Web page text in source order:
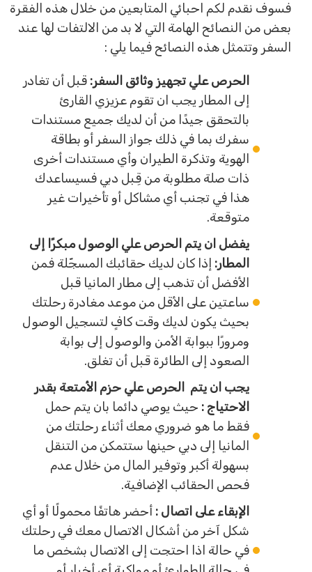
فسوف نقدم لكم احبائي المتابعين من خلال هذه الفقرة
بعض من النصائح الهامة التي لا بد من الالتفات لها عند
السفر وتتمثل هذه النصائح فيما يلي :
الحرص علي تجهيز وثائق السفر:قبل أن تغادر
إلى المطار يجب ان تقوم عزيزي القارئ
بالتحقق جيدًا من أن لديك جميع مستندات
سفرك بما في ذلك جواز السفر أو بطاقة
الهوية وتذكرة الطيران وأي مستندات أخرى
ذات صلة مطلوبة من قِبل دبي فسيساعدك
هذا في تجنب أي مشاكل أو تأخيرات غير
متوقعة.
يفضل ان يتم الحرص علي الوصول مبكرًا إلى
المطار:إذا كان لديك حقائبك المسجّلة فمن
الأفضل أن تذهب إلى مطار المانيا قبل
ساعتين على الأقل من موعد مغادرة رحلتك
بحيث يكون لديك وقت كافٍ لتسجيل الوصول
ومرورًا ببوابة الأمن والوصول إلى بوابة
الصعود إلى الطائرة قبل أن تغلق.
يجب ان يتم الحرص علي حزم الأمتعة بقدر
الاحتياج :حيث يوصي دائما بان يتم حمل
فقط ما هو ضروري معك أثناء رحلتك من
المانيا إلى دبي حينها ستتمكن من التنقل
بسهولة أكبر وتوفير المال من خلال عدم
فحص الحقائب الإضافية.
الإبقاء على اتصال :أحضر هاتفًا محمولًا أو أي
شكل آخر من أشكال الاتصال معك في رحلتك
في حالة اذا احتجت إلى الاتصال بشخص ما